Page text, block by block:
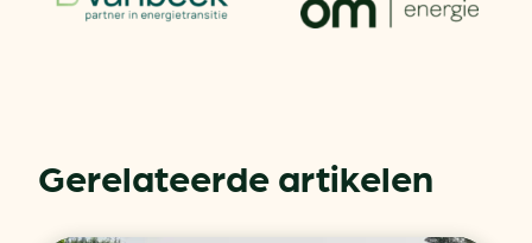
Gerelateerde artikelen